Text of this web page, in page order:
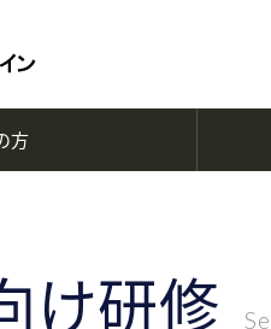
方
け研修